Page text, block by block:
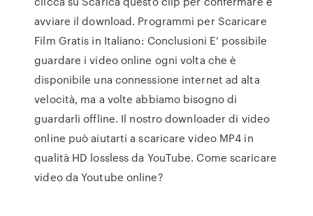
avviare il download. Programmi per Scaricare
Film Gratis in Italiano: Conclusioni E’ possibile
guardare i video online ogni volta che è
disponibile una connessione internet ad alta
velocità, ma a volte abbiamo bisogno di
guardarli offline. Il nostro downloader di video
online può aiutarti a scaricare video MP4 in
qualità HD lossless da YouTube. Come scaricare
video da Youtube online?